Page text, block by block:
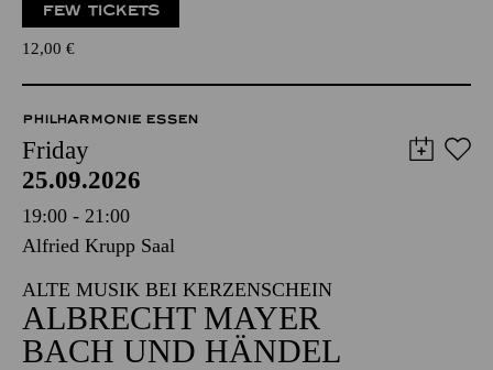
FEW TICKETS
12,00 €
PHILHARMONIE ESSEN
Friday
25.09.2026
19:00 - 21:00
Alfried Krupp Saal
ALTE MUSIK BEI KERZENSCHEIN
ALBRECHT MAYER
BACH UND HÄNDEL